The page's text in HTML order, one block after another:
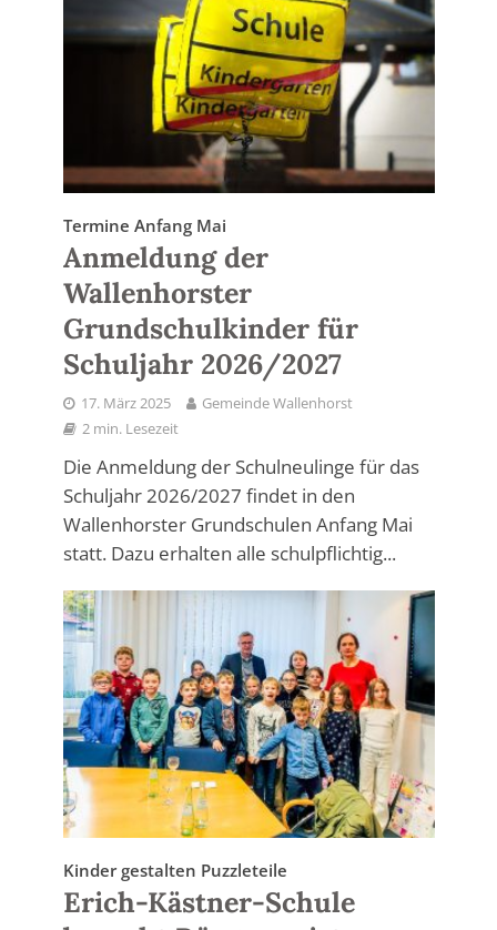
Termine Anfang Mai
Anmeldung der
Wallenhorster
Grundschulkinder für
Schuljahr 2026/2027
17. März 2025
Gemeinde Wallenhorst
2 min. Lesezeit
Die Anmeldung der Schulneulinge für das
Schuljahr 2026/2027 findet in den
Wallenhorster Grundschulen Anfang Mai
statt. Dazu erhalten alle schulpflichtig...
Kinder gestalten Puzzleteile
Erich-Kästner-Schule